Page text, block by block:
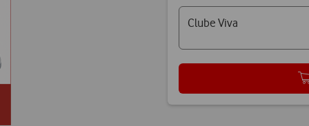
Clube Viva